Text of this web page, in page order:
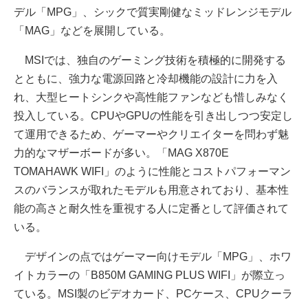
デル「MPG」、シックで質実剛健なミッドレンジモデル
「MAG」などを展開している。
MSIでは、独自のゲーミング技術を積極的に開発する
とともに、強力な電源回路と冷却機能の設計に力を入
れ、大型ヒートシンクや高性能ファンなども惜しみなく
投入している。CPUやGPUの性能を引き出しつつ安定し
て運用できるため、ゲーマーやクリエイターを問わず魅
力的なマザーボードが多い。「MAG X870E
TOMAHAWK WIFI」のように性能とコストパフォーマン
スのバランスが取れたモデルも用意されており、基本性
能の高さと耐久性を重視する人に定番として評価されて
いる。
デザインの点ではゲーマー向けモデル「MPG」、ホワ
イトカラーの「B850M GAMING PLUS WIFI」が際立っ
ている。MSI製のビデオカード、PCケース、CPUクーラ